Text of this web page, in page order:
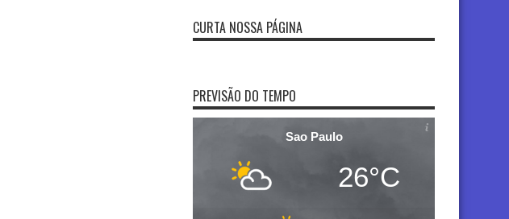
CURTA NOSSA PÁGINA
PREVISÃO DO TEMPO
Sao Paulo
26°C